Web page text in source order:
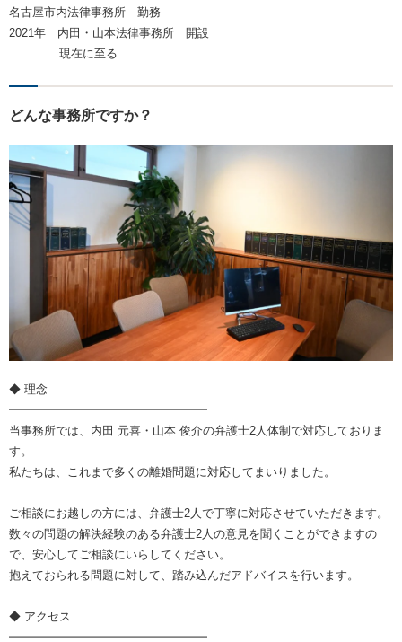
名古屋市内法律事務所 勤務
2021年 内田・山本法律事務所 開設
現在に至る
どんな事務所ですか？
◆ 理念
━━━━━━━━━━━━━━━━━
当事務所では、内田 元喜・山本 俊介の弁護士2人体制で対応しておりま
す。
私たちは、これまで多くの離婚問題に対応してまいりました。
ご相談にお越しの方には、弁護士2人で丁寧に対応させていただきます。
数々の問題の解決経験のある弁護士2人の意見を聞くことができますの
で、安心してご相談にいらしてください。
抱えておられる問題に対して、踏み込んだアドバイスを行います。
◆ アクセス
━━━━━━━━━━━━━━━━━